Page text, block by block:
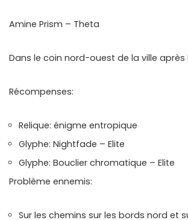
Amine Prism – Theta
Dans le coin nord-ouest de la ville après
Récompenses:
Relique: énigme entropique
Glyphe: Nightfade – Elite
Glyphe: Bouclier chromatique – Elite
Problème ennemis:
Sur les chemins sur les bords nord et